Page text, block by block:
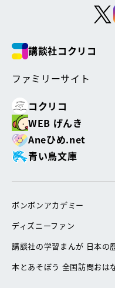
講談社コクリコ
ファミリーサイト
コクリコ
WEB げんき
Aneひめ.net
青い鳥文庫
ボンボンアカデミー
ディズニーファン
講談社の学習まんが 日本の
本とあそぼう 全国訪問おは